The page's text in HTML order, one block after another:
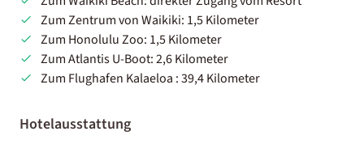
Zum Zentrum von Waikiki: 1,5 Kilometer
Zum Honolulu Zoo: 1,5 Kilometer
Zum Atlantis U-Boot: 2,6 Kilometer
Zum Flughafen Kalaeloa : 39,4 Kilometer
Hotelausstattung